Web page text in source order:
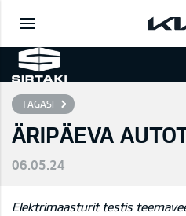
TAGASI
ÄRIPÄEVA
06.05.24
Elektrimaasturit testis